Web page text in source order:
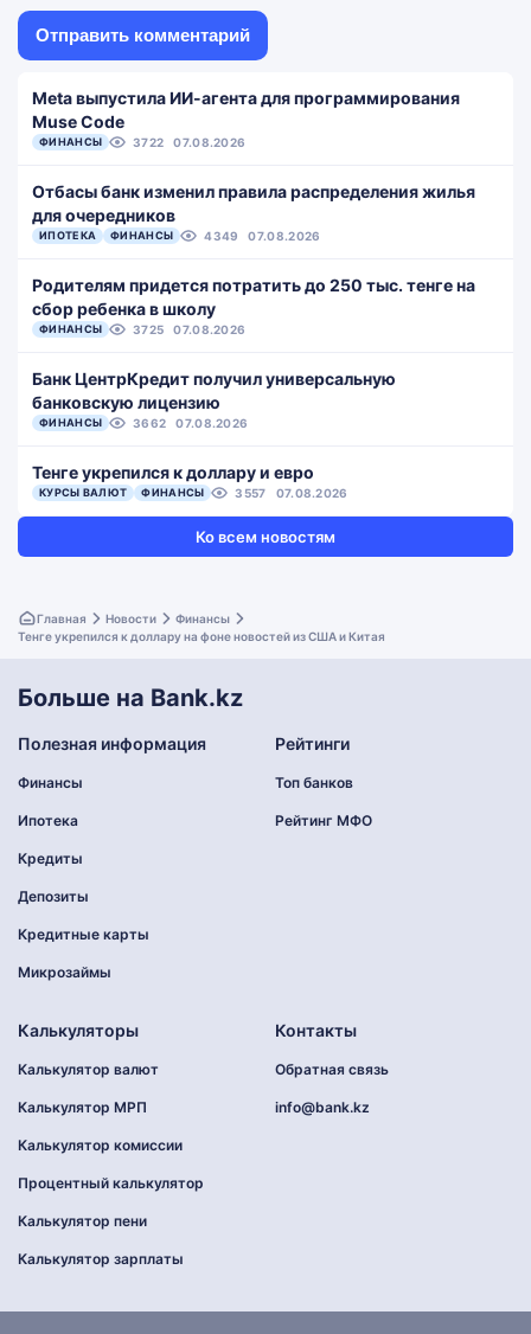
Meta выпустила ИИ-агента для программирования
Muse Code
ФИНАНСЫ 3722 07.08.2026
Отбасы банк изменил правила распределения жилья
для очередников
ИПОТЕКА ФИНАНСЫ 4349 07.08.2026
Родителям придется потратить до 250 тыс. тенге на
сбор ребенка в школу
ФИНАНСЫ 3725 07.08.2026
Банк ЦентрКредит получил универсальную
банковскую лицензию
ФИНАНСЫ 3662 07.08.2026
Тенге укрепился к доллару и евро
КУРСЫ ВАЛЮТ ФИНАНСЫ 3557 07.08.2026
Ко всем новостям
Главная Новости
Финансы
Тенге укрепился к доллару на фоне новостей из США и Китая
Больше на Bank.kz
Полезная информация
Финансы
Ипотека
Кредиты
Депозиты
Кредитные карты
Микрозаймы
Рейтинги
Топ банков
Рейтинг МФО
Калькуляторы
Калькулятор валют
Калькулятор МРП
Калькулятор комиссии
Процентный калькулятор
Калькулятор пени
Калькулятор зарплаты
Контакты
Обратная связь
info@bank.kz